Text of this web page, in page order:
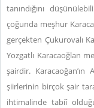
tanındığını
çoğunda meşhur
gerçekten Çukurovalı
Yozgatlı Karacaoğlan
şairdir. Karacaoğan’ın
şiirlerinin birçok şair
ihtimalinde tabiî